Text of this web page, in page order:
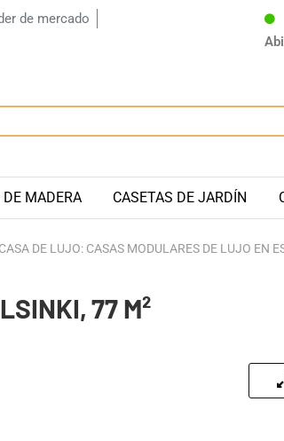
de mercado
DE MADERA CASETAS DE JARDÍN
CASA DE LUJO: CASAS MODULARES DE LUJO EN
77 M²